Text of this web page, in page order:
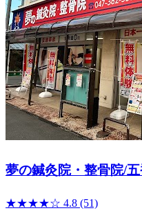
夢の鍼灸院・整骨院/
★★★★☆ 4.8 (51)